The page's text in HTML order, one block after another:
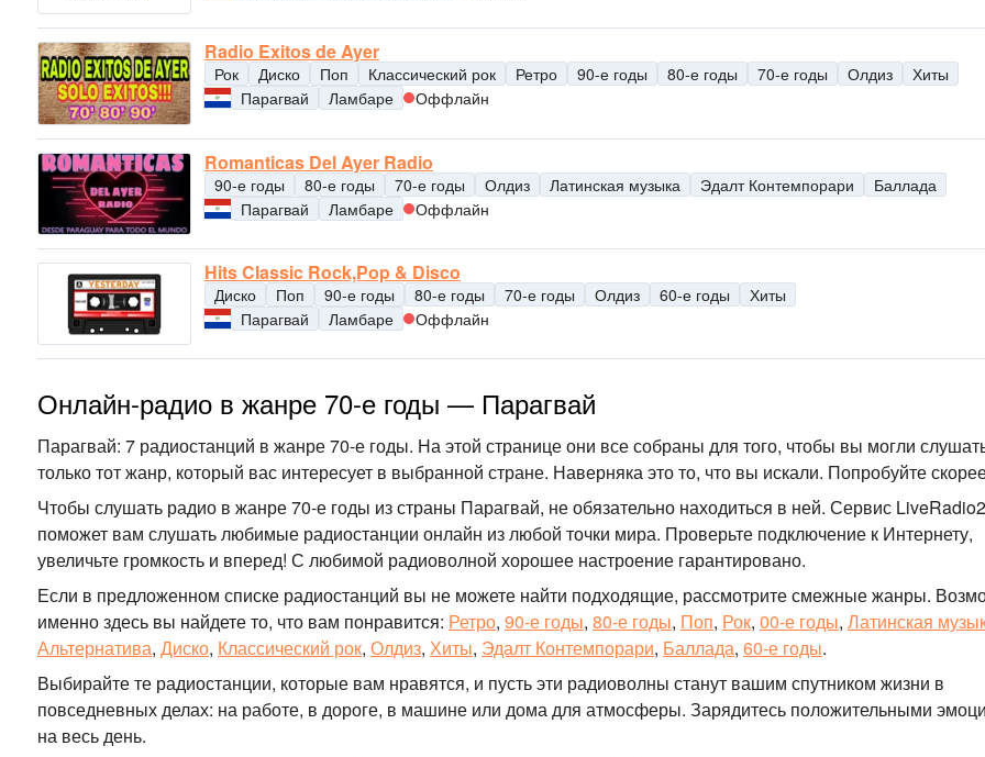
Radio Exitos de Ayer
Рок Диско Поп Классический рок Ретро 90-е годы 80-е годы 70-е годы Олдиз
Хиты
Парагвай
Ламбаре Оффлайн
Romanticas Del Ayer Radio
90-е годы 80-е годы 70-е годы Олдиз Латинская музыка Эдалт Контемпорари
Баллада
Парагвай
Ламбаре Оффлайн
Hits Classic Rock,Pop & Disco
Диско Поп 90-е годы 80-е годы 70-е годы Олдиз 60-е годы
Хиты
Парагвай
Ламбаре Оффлайн
Онлайн-радио в жанре 70-е годы — Парагвай
Парагвай: 7 радиостанций в жанре 70-е годы. На этой странице они все собраны для того, чтобы вы могли
только тот жанр, который вас интересует в выбранной стране. Наверняка это то, что вы искали. Попробуйте
Чтобы слушать радио в жанре 70-е годы из страны Парагвай, не обязательно находиться в ней. Сервис
поможет вам слушать любимые радиостанции онлайн из любой точки мира. Проверьте подключение к Интернету,
увеличьте громкость и вперед! С любимой радиоволной хорошее настроение гарантировано.
Если в предложенном списке радиостанций вы не можете найти подходящие, рассмотрите смежные жанры.
именно здесь вы найдете то, что вам понравится: Ретро, 90-е годы, 80-е годы, Поп, Рок, 00-е годы, Латинская
Альтернатива, Диско, Классический рок, Олдиз, Хиты, Эдалт Контемпорари, Баллада, 60-е годы.
Выбирайте те радиостанции, которые вам нравятся, и пусть эти радиоволны станут вашим спутником жизни в
повседневных делах: на работе, в дороге, в машине или дома для атмосферы. Зарядитесь положительными
на весь день.